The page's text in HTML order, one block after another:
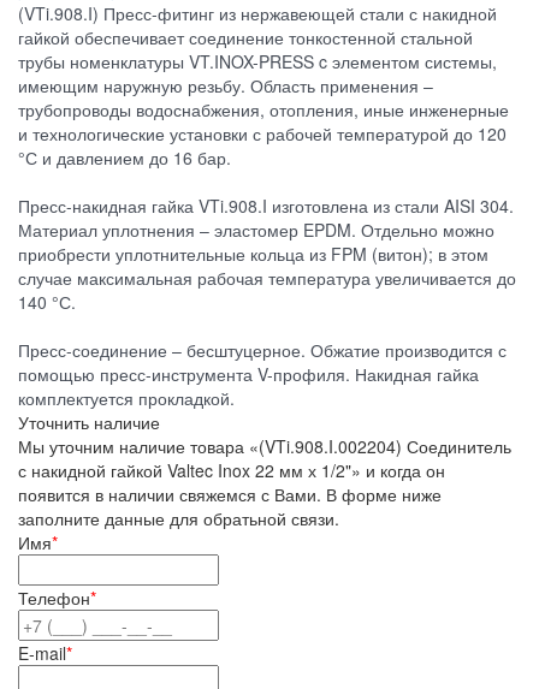
(VTi.908.I) Пресс-фитинг из нержавеющей стали с накидной
гайкой обеспечивает соединение тонкостенной стальной
трубы номенклатуры VT.INOX-PRESS c элементом системы,
имеющим наружную резьбу. Область применения –
трубопроводы водоснабжения, отопления, иные инженерные
и технологические установки с рабочей температурой до 120
°С и давлением до 16 бар.
Пресс-накидная гайка VTi.908.I изготовлена из стали AISI 304.
Материал уплотнения – эластомер EPDM. Отдельно можно
приобрести уплотнительные кольца из FPM (витон); в этом
случае максимальная рабочая температура увеличивается до
140 °С.
Пресс-соединение – бесштуцерное. Обжатие производится с
помощью пресс-инструмента V-профиля. Накидная гайка
комплектуется прокладкой.
Уточнить наличие
Мы уточним наличие товара «(VTi.908.I.002204) Соединитель
с накидной гайкой Valtec Inox 22 мм х 1/2"» и когда он
появится в наличии свяжемся с Вами. В форме ниже
заполните данные для обратьной связи.
Имя*
Телефон*
E-mail*